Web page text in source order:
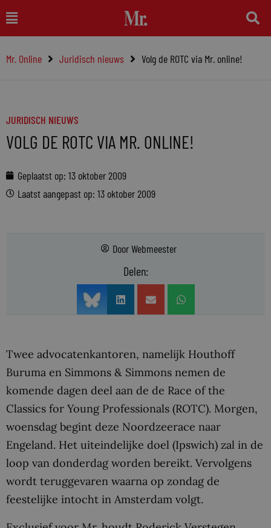
naar
inhoud
Main
Menu
Mr. Online Juridisch nieuws Volg de ROTC via Mr. online!
JURIDISCH NIEUWS
VOLG DE ROTC VIA MR. ONLINE!
Geplaatst op: 13 oktober 2009
Laatst aangepast op: 13 oktober 2009
DoorWebmeester
Delen:
Twee advocatenkantoren, namelijk Houthoff
Buruma en Simmons & Simmons nemen de
komende dagen deel aan de de Race of the
Classics for Young Professionals (ROTC). Morgen,
woensdag begint deze Noordzeerace naar
Engeland. Het uiteindelijke doel (Ipswich) zal in de
loop van donderdag worden bereikt. Vervolgens
wordt teruggevaren waarna op zondag de
feestelijke intocht in Amsterdam volgt.